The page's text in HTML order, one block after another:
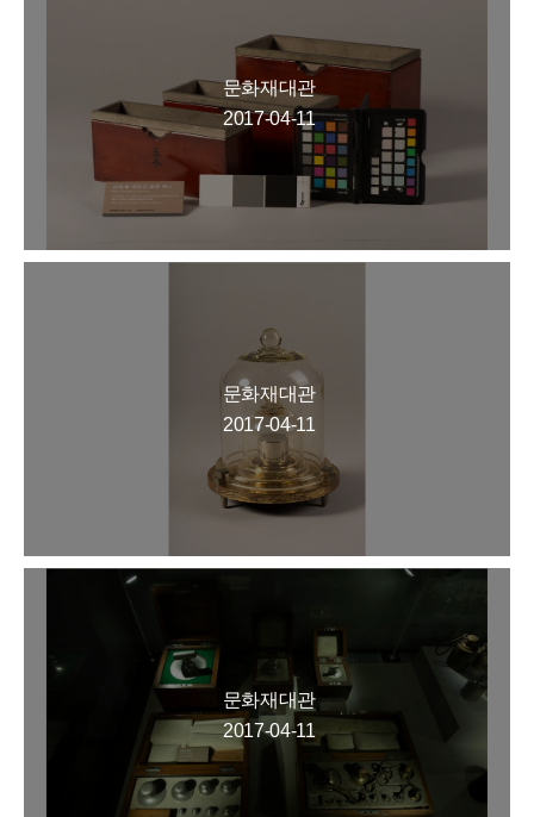
문화재대관
2017-04-11
문화재대관
2017-04-11
문화재대관
2017-04-11